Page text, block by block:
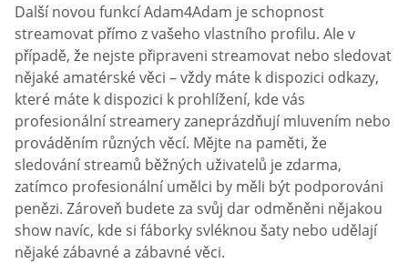
Další novou funkcí Adam4Adam je schopnost
streamovat přímo z vašeho vlastního profilu. Ale v
případě, že nejste připraveni streamovat nebo sledovat
nějaké amatérské věci – vždy máte k dispozici odkazy,
které máte k dispozici k prohlížení, kde vás
profesionální streamery zaneprázdňují mluvením nebo
prováděním různých věcí. Mějte na paměti, že
sledování streamů běžných uživatelů je zdarma,
zatímco profesionální umělci by měli být podporováni
penězi. Zároveň budete za svůj dar odměněni nějakou
show navíc, kde si fáborky svléknou šaty nebo udělají
nějaké zábavné a zábavné věci.